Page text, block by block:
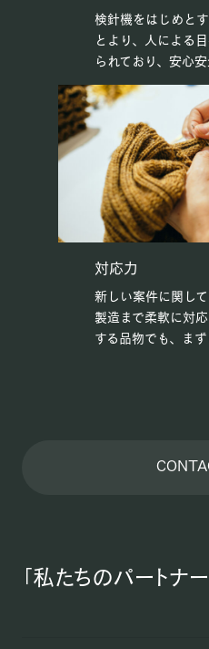
検針機をはじめと
とより、人による
られており、安心
対応力
新しい案件に関し
製造まで柔軟に対
する品物でも、ま
「私たちのパートナ